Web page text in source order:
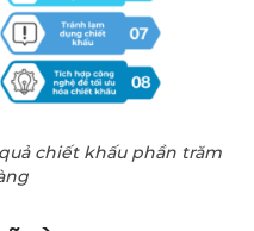
chiết khấu phần trăm